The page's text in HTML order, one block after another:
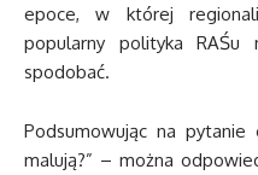
epoce, w której
popularny polityka
spodobać.
Podsumowując na pytanie
malują?” – można